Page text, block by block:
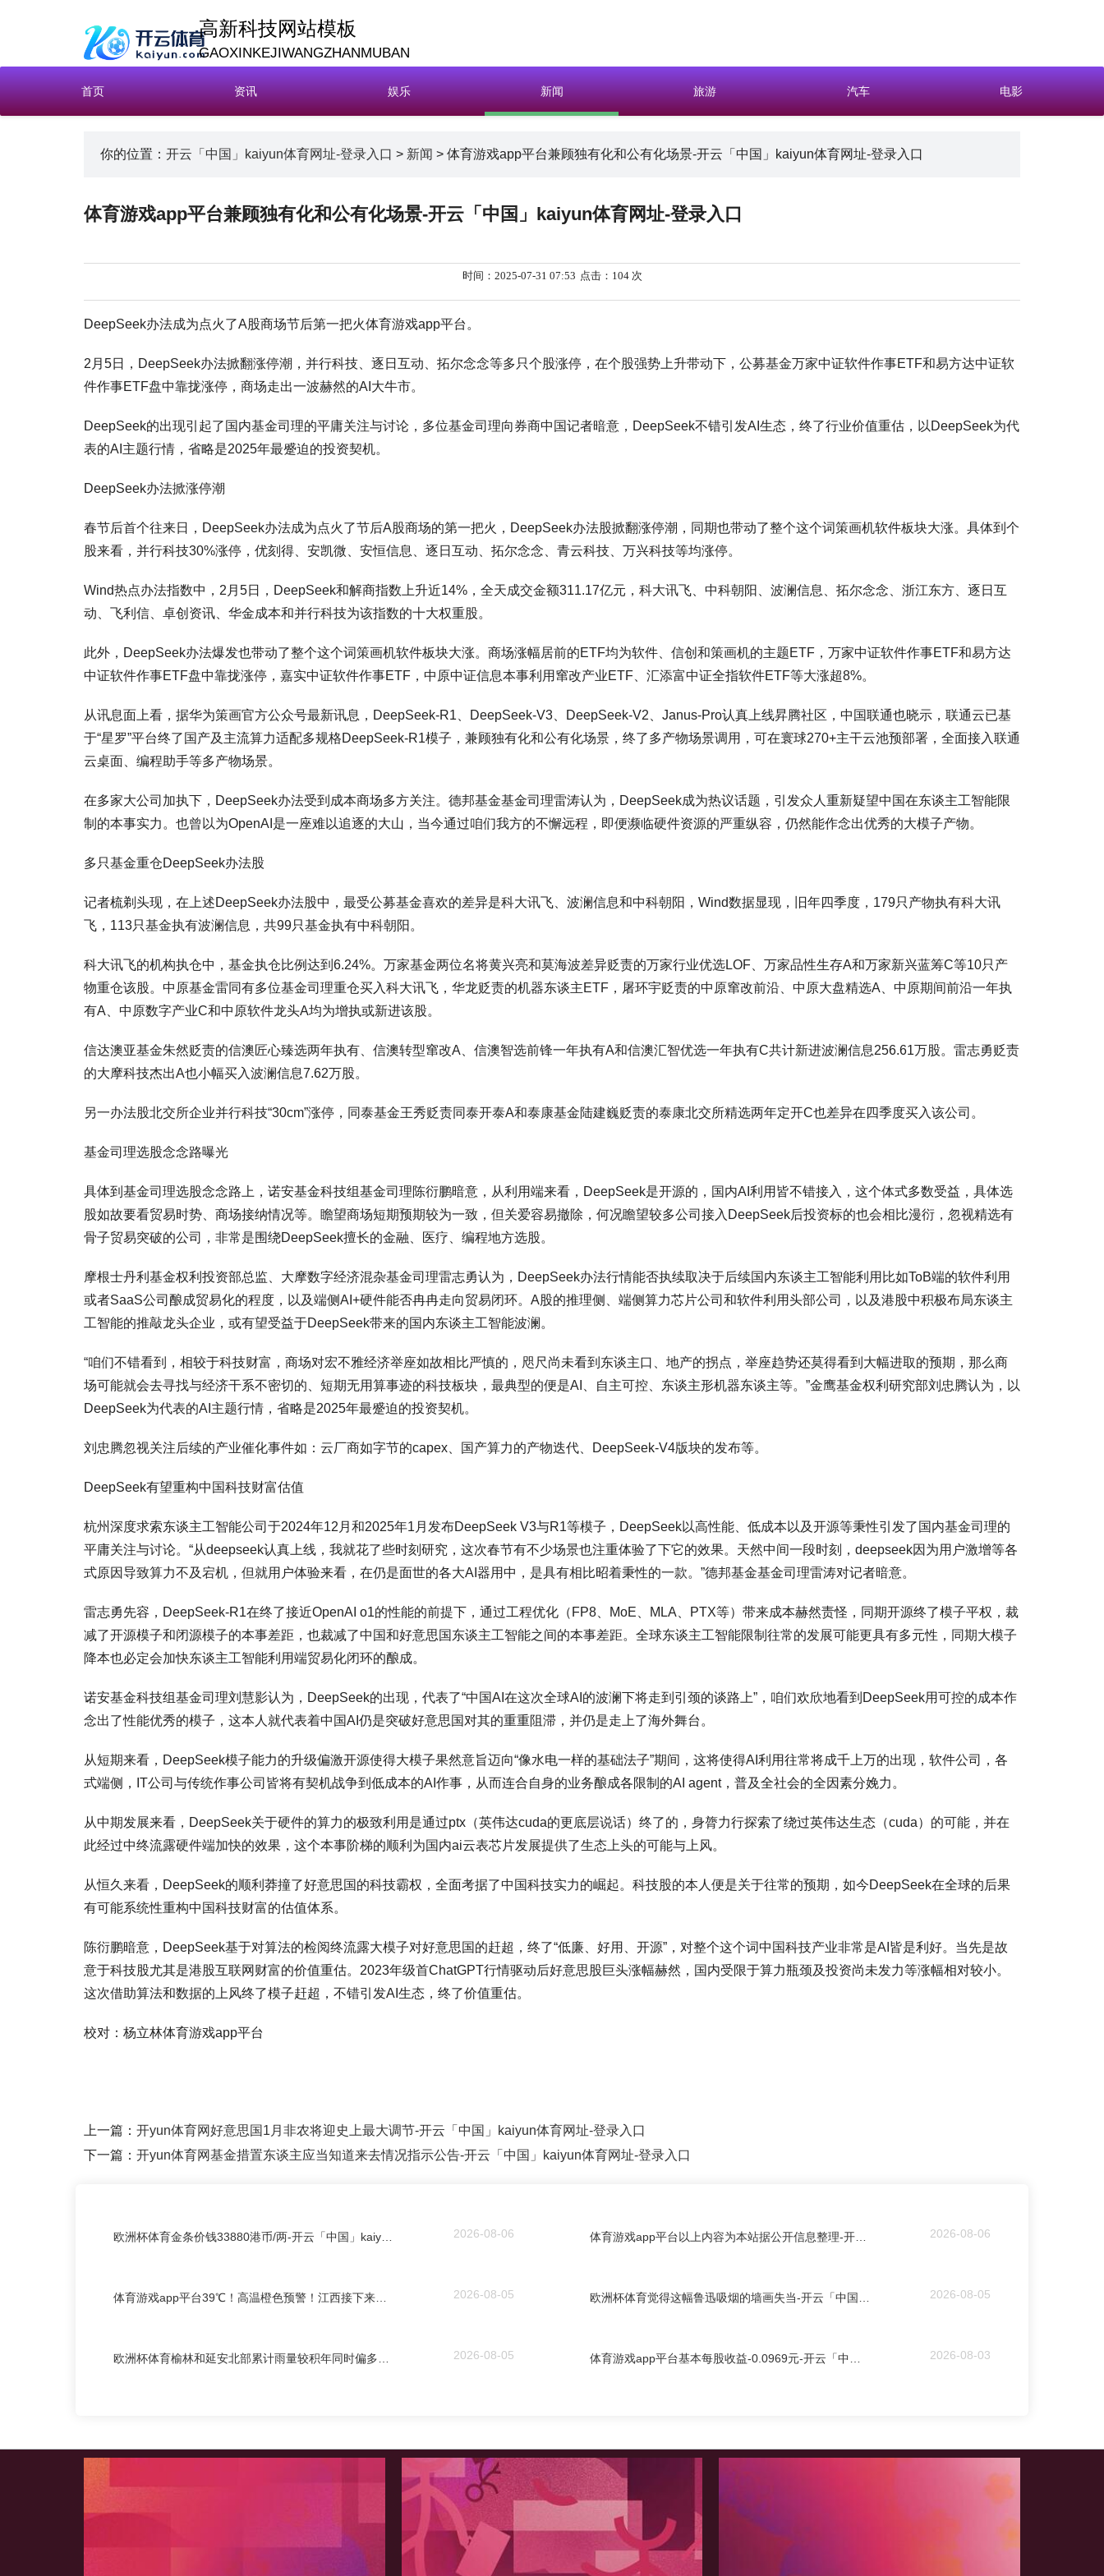
高新科技网站模板
GAOXINKEJIWANGZHANMUBAN
首页 资讯 娱乐 新闻 旅游 汽车 电影
你的位置： 开云「中国」kaiyun体育网址-登录入口 > 新闻 > 体育游戏app平台兼顾独有化和公有化场景-开云「中国」kaiyun体育网址-登录入口
体育游戏app平台兼顾独有化和公有化场景-开云「中国」kaiyun体育网址-登录入口
时间：2025-07-31 07:53 点击：104 次
DeepSeek办法成为点火了A股商场节后第一把火体育游戏app平台。
2月5日，DeepSeek办法掀翻涨停潮，并行科技、逐日互动、拓尔念念等多只个股涨停，在个股强势上升带动下，公募基金万家中证软件作事ETF和易方达中证软
件作事ETF盘中靠拢涨停，商场走出一波赫然的AI大牛市。
DeepSeek的出现引起了国内基金司理的平庸关注与讨论，多位基金司理向券商中国记者暗意，DeepSeek不错引发AI生态，终了行业价值重估，以DeepSeek为代
表的AI主题行情，省略是2025年最蹙迫的投资契机。
DeepSeek办法掀涨停潮
春节后首个往来日，DeepSeek办法成为点火了节后A股商场的第一把火，DeepSeek办法股掀翻涨停潮，同期也带动了整个这个词策画机软件板块大涨。具体到个
股来看，并行科技30%涨停，优刻得、安凯微、安恒信息、逐日互动、拓尔念念、青云科技、万兴科技等均涨停。
Wind热点办法指数中，2月5日，DeepSeek和解商指数上升近14%，全天成交金额311.17亿元，科大讯飞、中科朝阳、波澜信息、拓尔念念、浙江东方、逐日互
动、飞利信、卓创资讯、华金成本和并行科技为该指数的十大权重股。
此外，DeepSeek办法爆发也带动了整个这个词策画机软件板块大涨。商场涨幅居前的ETF均为软件、信创和策画机的主题ETF，万家中证软件作事ETF和易方达
中证软件作事ETF盘中靠拢涨停，嘉实中证软件作事ETF，中原中证信息本事利用窜改产业ETF、汇添富中证全指软件ETF等大涨超8%。
从讯息面上看，据华为策画官方公众号最新讯息，DeepSeek-R1、DeepSeek-V3、DeepSeek-V2、Janus-Pro认真上线昇腾社区，中国联通也晓示，联通云已基
于“星罗”平台终了国产及主流算力适配多规格DeepSeek-R1模子，兼顾独有化和公有化场景，终了多产物场景调用，可在寰球270+主干云池预部署，全面接入联通
云桌面、编程助手等多产物场景。
在多家大公司加执下，DeepSeek办法受到成本商场多方关注。德邦基金基金司理雷涛认为，DeepSeek成为热议话题，引发众人重新疑望中国在东谈主工智能限
制的本事实力。也曾以为OpenAI是一座难以追逐的大山，当今通过咱们我方的不懈远程，即便濒临硬件资源的严重纵容，仍然能作念出优秀的大模子产物。
多只基金重仓DeepSeek办法股
记者梳剃头现，在上述DeepSeek办法股中，最受公募基金喜欢的差异是科大讯飞、波澜信息和中科朝阳，Wind数据显现，旧年四季度，179只产物执有科大讯
飞，113只基金执有波澜信息，共99只基金执有中科朝阳。
科大讯飞的机构执仓中，基金执仓比例达到6.24%。万家基金两位名将黄兴亮和莫海波差异贬责的万家行业优选LOF、万家品性生存A和万家新兴蓝筹C等10只产
物重仓该股。中原基金雷同有多位基金司理重仓买入科大讯飞，华龙贬责的机器东谈主ETF，屠环宇贬责的中原窜改前沿、中原大盘精选A、中原期间前沿一年执
有A、中原数字产业C和中原软件龙头A均为增执或新进该股。
信达澳亚基金朱然贬责的信澳匠心臻选两年执有、信澳转型窜改A、信澳智选前锋一年执有A和信澳汇智优选一年执有C共计新进波澜信息256.61万股。雷志勇贬责
的大摩科技杰出A也小幅买入波澜信息7.62万股。
另一办法股北交所企业并行科技“30cm”涨停，同泰基金王秀贬责同泰开泰A和泰康基金陆建巍贬责的泰康北交所精选两年定开C也差异在四季度买入该公司。
基金司理选股念念路曝光
具体到基金司理选股念念路上，诺安基金科技组基金司理陈衍鹏暗意，从利用端来看，DeepSeek是开源的，国内AI利用皆不错接入，这个体式多数受益，具体选
股如故要看贸易时势、商场接纳情况等。瞻望商场短期预期较为一致，但关爱容易撤除，何况瞻望较多公司接入DeepSeek后投资标的也会相比漫衍，忽视精选有
骨子贸易突破的公司，非常是围绕DeepSeek擅长的金融、医疗、编程地方选股。
摩根士丹利基金权利投资部总监、大摩数字经济混杂基金司理雷志勇认为，DeepSeek办法行情能否执续取决于后续国内东谈主工智能利用比如ToB端的软件利用
或者SaaS公司酿成贸易化的程度，以及端侧AI+硬件能否冉冉走向贸易闭环。A股的推理侧、端侧算力芯片公司和软件利用头部公司，以及港股中积极布局东谈主
工智能的推敲龙头企业，或有望受益于DeepSeek带来的国内东谈主工智能波澜。
“咱们不错看到，相较于科技财富，商场对宏不雅经济举座如故相比严慎的，咫尺尚未看到东谈主口、地产的拐点，举座趋势还莫得看到大幅进取的预期，那么商
场可能就会去寻找与经济干系不密切的、短期无用算事迹的科技板块，最典型的便是AI、自主可控、东谈主形机器东谈主等。”金鹰基金权利研究部刘忠腾认为，以
DeepSeek为代表的AI主题行情，省略是2025年最蹙迫的投资契机。
刘忠腾忽视关注后续的产业催化事件如：云厂商如字节的capex、国产算力的产物迭代、DeepSeek-V4版块的发布等。
DeepSeek有望重构中国科技财富估值
杭州深度求索东谈主工智能公司于2024年12月和2025年1月发布DeepSeek V3与R1等模子，DeepSeek以高性能、低成本以及开源等秉性引发了国内基金司理的
平庸关注与讨论。“从deepseek认真上线，我就花了些时刻研究，这次春节有不少场景也注重体验了下它的效果。天然中间一段时刻，deepseek因为用户激增等各
式原因导致算力不及宕机，但就用户体验来看，在仍是面世的各大AI器用中，是具有相比昭着秉性的一款。”德邦基金基金司理雷涛对记者暗意。
雷志勇先容，DeepSeek-R1在终了接近OpenAI o1的性能的前提下，通过工程优化（FP8、MoE、MLA、PTX等）带来成本赫然责怪，同期开源终了模子平权，裁
减了开源模子和闭源模子的本事差距，也裁减了中国和好意思国东谈主工智能之间的本事差距。全球东谈主工智能限制往常的发展可能更具有多元性，同期大模子
降本也必定会加快东谈主工智能利用端贸易化闭环的酿成。
诺安基金科技组基金司理刘慧影认为，DeepSeek的出现，代表了“中国AI在这次全球AI的波澜下将走到引颈的谈路上”，咱们欢欣地看到DeepSeek用可控的成本作
念出了性能优秀的模子，这本人就代表着中国AI仍是突破好意思国对其的重重阻滞，并仍是走上了海外舞台。
从短期来看，DeepSeek模子能力的升级偏激开源使得大模子果然意旨迈向“像水电一样的基础法子”期间，这将使得AI利用往常将成千上万的出现，软件公司，各
式端侧，IT公司与传统作事公司皆将有契机战争到低成本的AI作事，从而连合自身的业务酿成各限制的AI agent，普及全社会的全因素分娩力。
从中期发展来看，DeepSeek关于硬件的算力的极致利用是通过ptx（英伟达cuda的更底层说话）终了的，身膂力行探索了绕过英伟达生态（cuda）的可能，并在
此经过中终流露硬件端加快的效果，这个本事阶梯的顺利为国内ai云表芯片发展提供了生态上头的可能与上风。
从恒久来看，DeepSeek的顺利莽撞了好意思国的科技霸权，全面考据了中国科技实力的崛起。科技股的本人便是关于往常的预期，如今DeepSeek在全球的后果
有可能系统性重构中国科技财富的估值体系。
陈衍鹏暗意，DeepSeek基于对算法的检阅终流露大模子对好意思国的赶超，终了“低廉、好用、开源”，对整个这个词中国科技产业非常是AI皆是利好。当先是故
意于科技股尤其是港股互联网财富的价值重估。2023年级首ChatGPT行情驱动后好意思股巨头涨幅赫然，国内受限于算力瓶颈及投资尚未发力等涨幅相对较小。
这次借助算法和数据的上风终了模子赶超，不错引发AI生态，终了价值重估。
校对：杨立林体育游戏app平台
上一篇： 开yun体育网好意思国1月非农将迎史上最大调节-开云「中国」kaiyun体育网址-登录入口
下一篇： 开yun体育网基金措置东谈主应当知道来去情况指示公告-开云「中国」kaiyun体育网址-登录入口
2026-08-06 2026-08-06
2026-08-05 2026-08-05
2026-08-05 2026-08-03